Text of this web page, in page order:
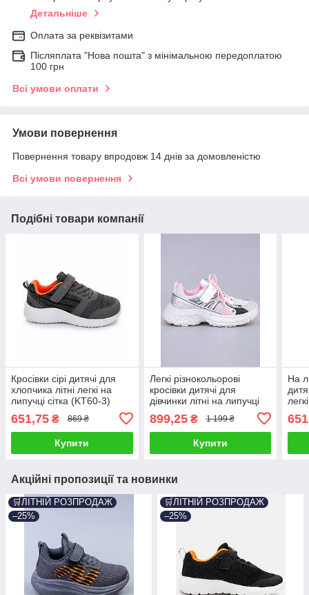
Детальніше
Оплата за реквізитами
Післяплата "Нова пошта" з мінімальною передоплатою
100 грн
Всі умови оплати
Умови повернення
Повернення товару впродовж 14 днів за домовленістю
Всі умови повернення
Подібні товари компанії
Кросівки сірі дитячі для
хлопчика літні легкі на
липучці сітка (KT60-3)
651,75 ₴ 869 ₴
Купити
Легкі різнокольорові
кросівки дитячі для
дівчинки літні на липучці
шкіра сітка (BY5249-3C)
899,25₴ 1 199 ₴
Купити
На
Акційні пропозиції та новинки
🛒ЛІТНІЙ РОЗПРОДАЖ
–25%
🛒ЛІТНІЙ РОЗПРОДАЖ
–25%